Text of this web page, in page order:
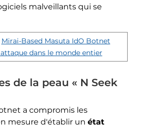
malveillants qui se
Mirai-Based Masuta IdO Botnet
dans le monde entier
de la peau « N Seek
a compromis les
mesure d'établir un état